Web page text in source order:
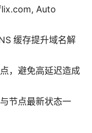
Auto
缓存提升域名解
，避免高延迟造成
节点最新状态一